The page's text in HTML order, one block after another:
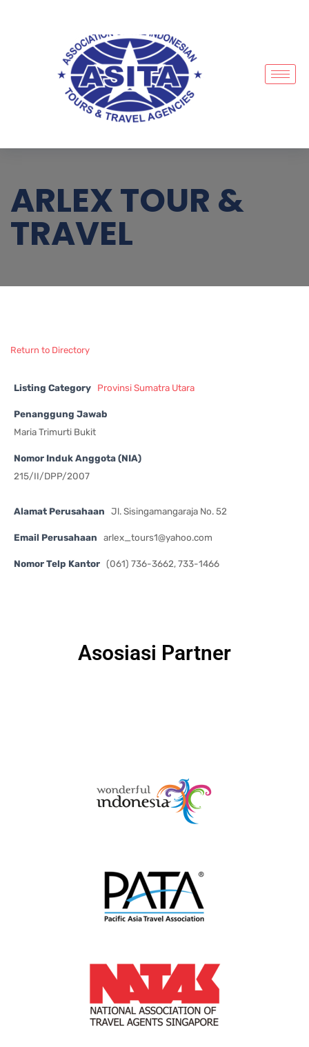
ARLEX TOUR &
TRAVEL
Return to Directory
Listing Category Provinsi Sumatra Utara
Penanggung Jawab
Maria Trimurti Bukit
Nomor Induk Anggota (NIA)
215/II/DPP/2007
Alamat Perusahaan Jl. Sisingamangaraja No. 52
Email Perusahaan arlex_tours1@yahoo.com
Nomor Telp Kantor (061) 736-3662, 733-1466
Asosiasi Partner